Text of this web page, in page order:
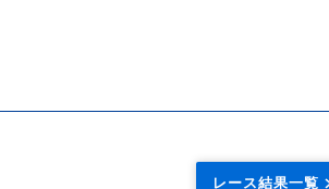
レース結果一覧